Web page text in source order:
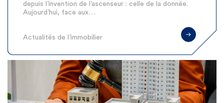
depuis l’invention de l’ascenseur : celle de la donnée.
Aujourd’hui, face aux…
Actualités de l’immobilier